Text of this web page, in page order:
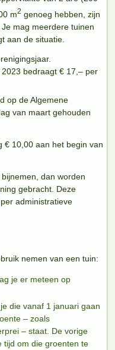
m2 genoeg hebben, zijn
mag meerdere tuinen
aan de situatie.
bedraagt € 17,– per
op de Algemene
van maart gehouden
€ 10,00 aan het begin van
dan worden
gebracht. Deze
administratieve
nemen van een tuin:
je er meteen op
die vanaf 1 januari gaan
– zoals
– staat. De vorige
tijd om die groenten te